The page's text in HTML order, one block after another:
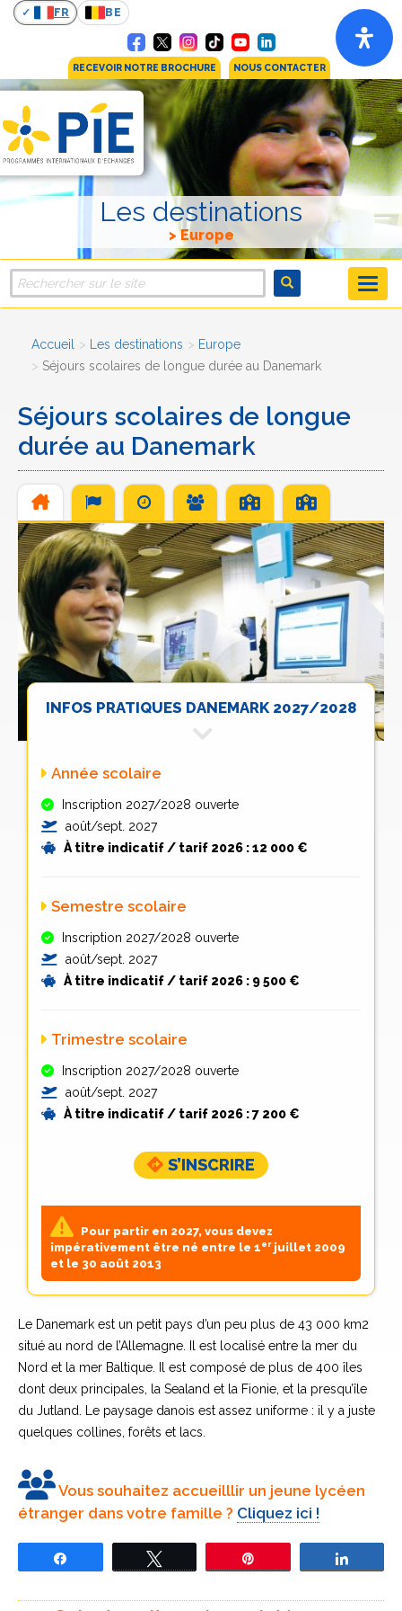
FR BE
RECEVOIR NOTRE BROCHURE NOUS CONTACTER
Les destinations
Europe
Accueil Les destinations
Europe
Séjours scolaires de longue durée au Danemark
Séjours scolaires de longue
durée au Danemark
INFOS PRATIQUES DANEMARK 2027/2028
Année scolaire
Inscription 2027/2028 ouverte
août/sept. 2027
À titre indicatif / tarif 2026 :12 000 €
Semestre scolaire
Inscription 2027/2028 ouverte
août/sept. 2027
À titre indicatif / tarif 2026 : 9500 €
Trimestre scolaire
Inscription 2027/2028 ouverte
août/sept. 2027
À titre indicatif / tarif 2026 :7 200 €
S’INSCRIRE
Pour partir en 2027, vous devez
impérativement être né entre le 1erjuillet 2009
et le 30 août 2013
Le Danemark est un petit pays d’un peu plus de 43 000 km2
situé au nord de l’Allemagne. Il est localisé entre la mer du
Nord et la mer Baltique. Il est composé de plus de 400 îles
dont deux principales, la Sealand et la Fionie, et la presqu’île
du Jutland. Le paysage danois est assez uniforme : il y a juste
quelques collines, forêts et lacs.
Scènes de vie danoises
Le Danemark accorde peu d’importance aux coutumes ainsi
considérées comme des valeurs culturelles locales.
Les familles d’accueil danoises
Les Danois sont généralement éduqués et informés. Une
parfois humoristique à l’égard des autorités et dans la vie en
et tolérant.
Le lycée danois
Le Lycée Danois n’est pas obligatoire ; il s’étend sur trois ans et
ou les écoles techniques. Au terme de ces trois années, les
écrites et orales valant pour le baccalauréat.
Suivez le compte Instagram du correspondant
PIE au Danemark !
Vous souhaitez accueilllir un jeune lycéen
étranger dans votre famille ? Cliquez ici !